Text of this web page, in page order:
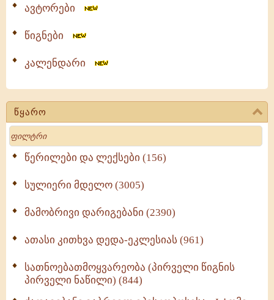
ავტორები
წიგნები
კალენდარი
წყარო
Search
წერილები და ლექსები (156)
სულიერი მდელო (3005)
მამობრივი დარიგებანი (2390)
ათასი კითხვა დედა-ეკლესიას (961)
სათნოებათმოყვარეობა (პირველი წიგნის
პირველი ნაწილი) (844)